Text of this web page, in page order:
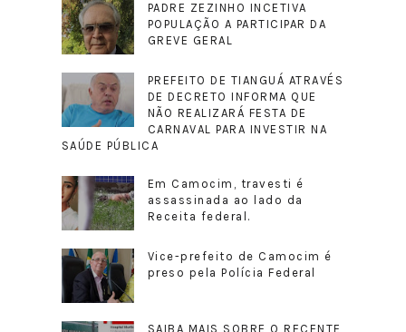
PADRE ZEZINHO INCETIVA
POPULAÇÃO A PARTICIPAR DA
GREVE GERAL
PREFEITO DE TIANGUÁ ATRAVÉS
DE DECRETO INFORMA QUE
NÃO REALIZARÁ FESTA DE
CARNAVAL PARA INVESTIR NA
SAÚDE PÚBLICA
Em Camocim, travesti é
assassinada ao lado da
Receita federal.
Vice-prefeito de Camocim é
preso pela Polícia Federal
SAIBA MAIS SOBRE O RECENTE